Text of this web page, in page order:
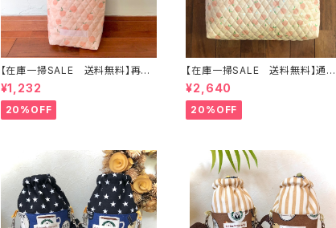
【在庫一掃SALE 送料無料】再販/
上靴入れ☆27×22マチ6cm ☆【ピ
ーチ柄】 ★US.49 上履き袋 上靴
袋 桃 キルティング 裏地付き ｜通
園通学用のかわいい巾着袋や入園
¥1,232
20%OFF
【在庫一掃SALE 送料無料】通園
バッグ☆32×43マチ6cm☆【ピー
チ柄】★TB.39 幼稚園バッグ ト
ートバッグ キルティング レッス
ンバッグ 桃 女の子 ｜通園通
¥2,640
20%OFF